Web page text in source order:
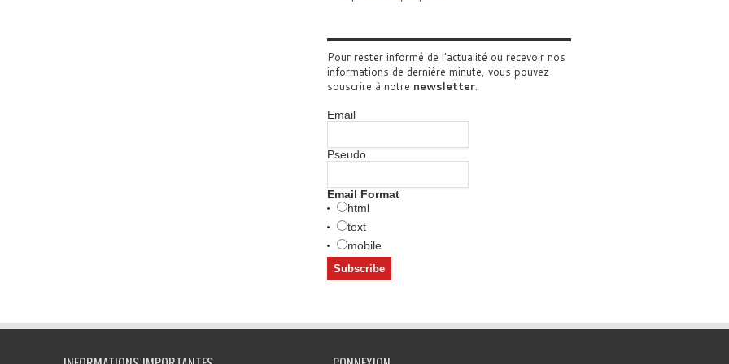
Pour rester informé de l'actualité ou recevoir nos
informations de dernière minute, vous pouvez
souscrire à notre newsletter.
Email
Pseudo
Email Format
html
text
mobile